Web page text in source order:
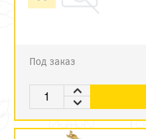
Под заказ